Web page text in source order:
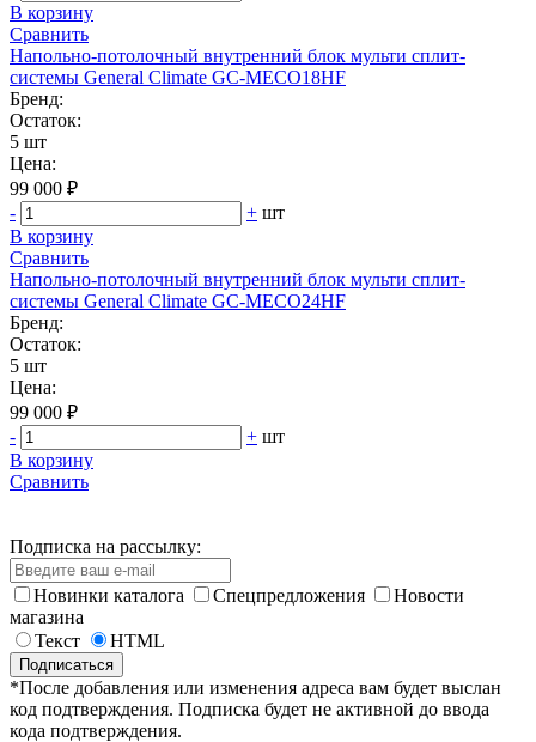
В корзину
Сравнить
Напольно-потолочный внутренний блок мульти сплит-
системы General Climate GC-MEСO18HF
Бренд:
Остаток:
5 шт
Цена:
99 000 ₽
-
+ шт
В корзину
Сравнить
Напольно-потолочный внутренний блок мульти сплит-
системы General Climate GC-MECO24HF
Бренд:
Остаток:
5 шт
Цена:
99 000 ₽
-
+ шт
В корзину
Сравнить
Подписка на рассылку:
Новинки каталога Спецпредложения
Новости
магазина
Текст
HTML
*После добавления или изменения адреса вам будет выслан
код подтверждения. Подписка будет не активной до ввода
кода подтверждения.